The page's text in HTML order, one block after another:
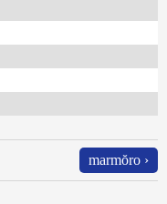
marmŏro ›